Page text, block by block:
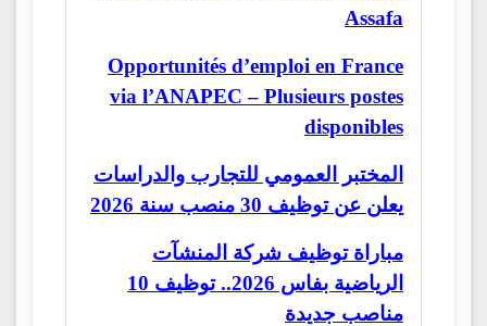
Assafa
Opportunités d’emploi en France
via l’ANAPEC – Plusieurs postes
disponibles
المختبر العمومي للتجارب والدراسات
يعلن عن توظيف 30 منصب سنة 2026
مباراة توظيف شركة المنشآت
الرياضية بفاس 2026.. توظيف 10
مناصب جديدة